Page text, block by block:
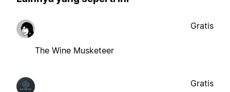
The Wine Musketeer
Gratis
Gratis